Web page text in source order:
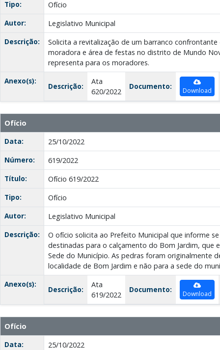
Tipo:
Ofício
Autor:
Legislativo Municipal
Descrição:
Solicita a revitalização de um barranco
moradora e área de festas no distrito de Mundo
representa para os moradores.
Anexo(s):
Descrição:
Ata
620/2022
Documento: Download
Ofício
Data:
25/10/2022
Número:
619/2022
Título:
Ofício 619/2022
Tipo:
Ofício
Autor:
Legislativo Municipal
Descrição:
O ofício solicita ao Prefeito Municipal que informe
destinadas para o calçamento do Bom Jardim, que
Sede do Município. As pedras foram originalmente
localidade de Bom Jardim e não para a sede do
Anexo(s):
Descrição:
Ata
619/2022
Documento: Download
Ofício
Data:
25/10/2022